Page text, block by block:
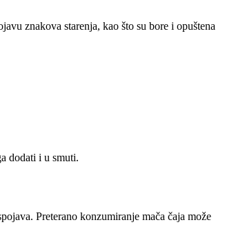
znakova starenja, kao što su bore i opuštena
dodati i u smuti.
Preterano konzumiranje mača čaja može